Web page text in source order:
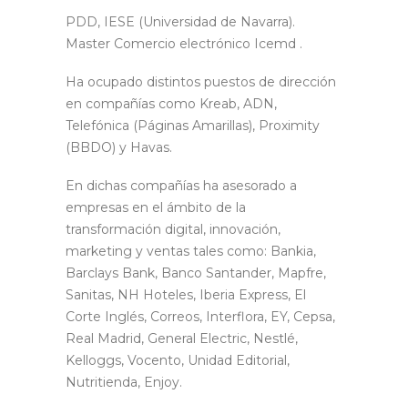
PDD, IESE (Universidad de Navarra).
Master Comercio electrónico Icemd .
Ha ocupado distintos puestos de dirección
en compañías como Kreab, ADN,
Telefónica (Páginas Amarillas), Proximity
(BBDO) y Havas.
En dichas compañías ha asesorado a
empresas en el ámbito de la
transformación digital, innovación,
marketing y ventas tales como: Bankia,
Barclays Bank, Banco Santander, Mapfre,
Sanitas, NH Hoteles, Iberia Express, El
Corte Inglés, Correos, Interflora, EY, Cepsa,
Real Madrid, General Electric, Nestlé,
Kelloggs, Vocento, Unidad Editorial,
Nutritienda, Enjoy.